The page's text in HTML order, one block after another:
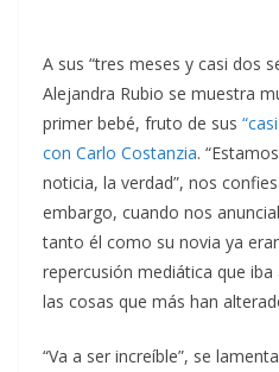
A sus “tres meses y casi dos
Alejandra Rubio se muestra
primer bebé, fruto de sus
con Carlo Costanzia.
noticia, la verdad”, nos
embargo, cuando nos
tanto él como su novia ya
repercusión mediática que iba
las cosas que más han
“Va a ser increíble”, se